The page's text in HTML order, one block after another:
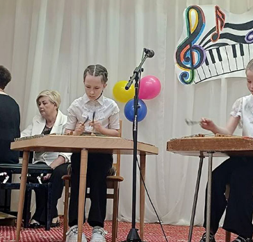
Газета
"Драгічынскі Веснік"